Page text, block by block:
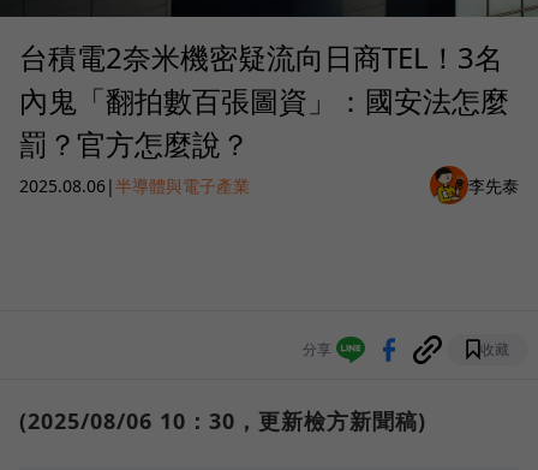
台積電2奈米機密疑流向日商TEL！3名
內鬼「翻拍數百張圖資」：國安法怎麼
罰？官方怎麼說？
2025.08.06|半導體與電子產業 李先泰
分享 收藏
(2025/08/06 10：30，更新檢方新聞稿)